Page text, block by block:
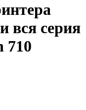
вся серия
710